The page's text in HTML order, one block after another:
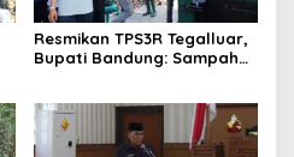
Resmikan TPS3R Tegalluar,
Bupati Bandung: Sampah